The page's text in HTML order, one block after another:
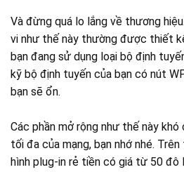
Và đừng quá lo lắng về thương
vi như thế này thường được thiết
bạn đang sử dụng loại bộ định
kỹ bộ định tuyến của bạn có nút
bạn sẽ ổn.
Các phần mở rộng như thế này
tối đa của mạng, bạn nhớ nhé.
hình plug-in rẻ tiền có giá từ 50 đô